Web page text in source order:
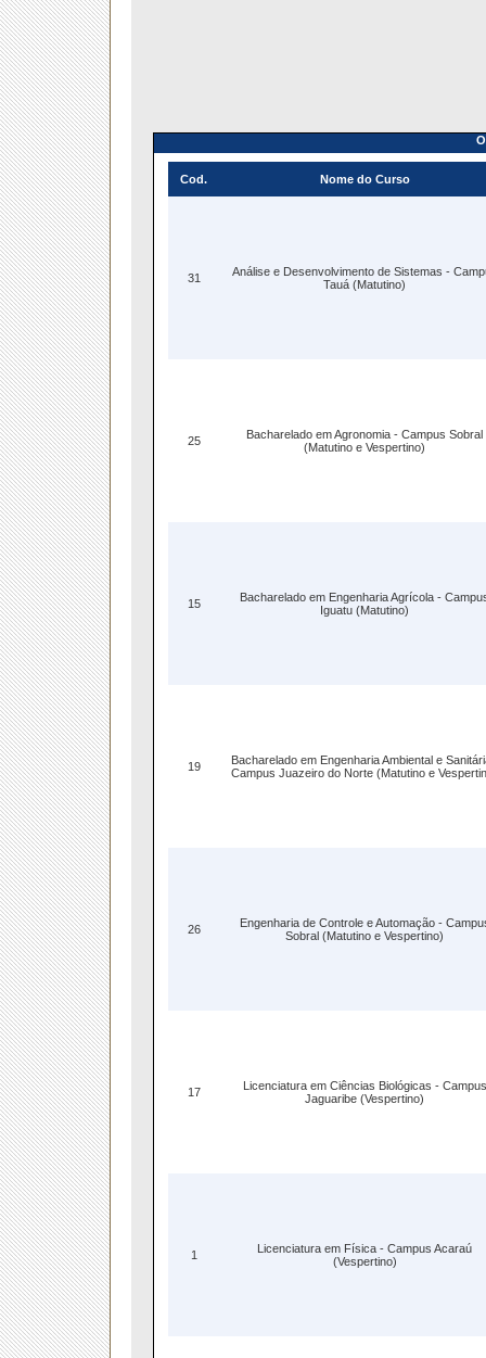
Cod. Nome do Curso
31
Análise e Desenvolvimento de Sistemas -
Tauá (Matutino)
25
Bacharelado em Agronomia - Campus Sobral
(Matutino e Vespertino)
15
Bacharelado em Engenharia Agrícola -
Iguatu (Matutino)
19
Bacharelado em Engenharia Ambiental e
Campus Juazeiro do Norte (Matutino e
26
Engenharia de Controle e Automação -
Sobral (Matutino e Vespertino)
17
Licenciatura em Ciências Biológicas - Campus
Jaguaribe (Vespertino)
1
Licenciatura em Física - Campus Acaraú
(Vespertino)